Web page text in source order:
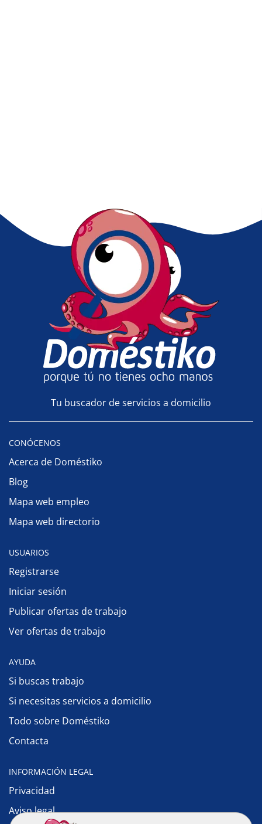
Tu buscador de servicios a domicilio
CONÓCENOS
Acerca de Doméstiko
Blog
Mapa web empleo
Mapa web directorio
USUARIOS
Registrarse
Iniciar sesión
Publicar ofertas de trabajo
Ver ofertas de trabajo
AYUDA
Si buscas trabajo
Si necesitas servicios a domicilio
Todo sobre Doméstiko
Contacta
INFORMACIÓN LEGAL
Privacidad
Aviso legal